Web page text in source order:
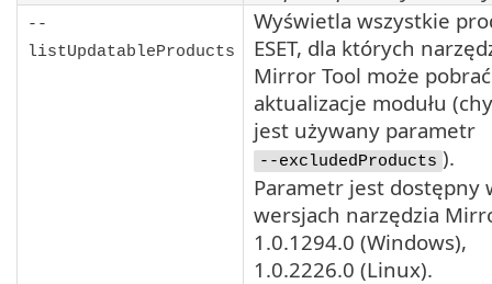
--
listUpdatableProducts
Wyświetla wszystkie
ESET, dla których
Mirror Tool może pobrać
aktualizacje modułu
jest używany parametr
--excludedProducts ).
Parametr jest dostępny
wersjach narzędzia
1.0.1294.0 (Windows),
1.0.2226.0 (Linux).